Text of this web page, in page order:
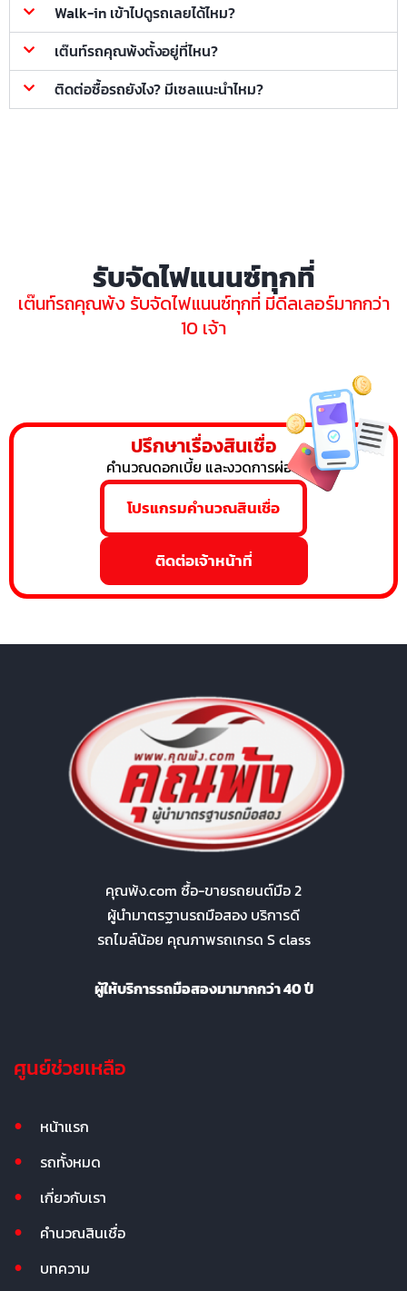
Walk-in เข้าไปดูรถเลยได้ไหม?
เต๊นท์รถคุณพ้งตั้งอยู่ที่ไหน?
ติดต่อซื้อรถยังไง? มีเซลแนะนำไหม?
รับจัดไฟแนนซ์ทุกที่
เต๊นท์รถคุณพ้ง รับจัดไฟแนนซ์ทุกที่ มีดีลเลอร์มากกว่า
10 เจ้า
ปรึกษาเรื่องสินเชื่อ
คำนวณดอกเบี้ย และงวดการผ่อน
โปรแกรมคำนวณสินเชื่อ
ติดต่อเจ้าหน้าที่
คุณพ้ง.com ซื้อ-ขายรถยนต์มือ 2
ผู้นำมาตรฐานรถมือสอง บริการดี
รถไมล์น้อย คุณภาพรถเกรด S class
ผู้ให้บริการรถมือสองมามากกว่า 40 ปี
ศูนย์ช่วยเหลือ
หน้าแรก
รถทั้งหมด
เกี่ยวกับเรา
คำนวณสินเชื่อ
บทความ